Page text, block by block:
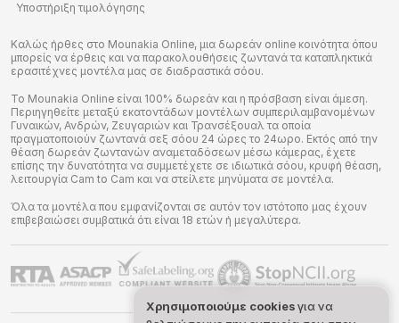
Υποστήριξη τιμολόγησης
Καλώς ήρθες στο Mounakia Online, μια δωρεάν online κοινότητα όπου
μπορείς να έρθεις και να παρακολουθήσεις ζωντανά τα καταπληκτικά
ερασιτέχνες μοντέλα μας σε διαδραστικά σόου.
Το Mounakia Online είναι 100% δωρεάν και η πρόσβαση είναι άμεση.
Περιηγηθείτε μεταξύ εκατοντάδων μοντέλων συμπεριλαμβανομένων
Γυναικών, Ανδρών, Ζευγαριών και Τρανσέξουαλ τα οποία
πραγματοποιούν ζωντανά σεξ σόου 24 ώρες το 24ωρο. Εκτός από την
θέαση δωρεάν ζωντανών αναμεταδόσεων μέσω κάμερας, έχετε
επίσης την δυνατότητα να συμμετέχετε σε ιδιωτικά σόου, κρυφή θέαση,
λειτουργία Cam to Cam και να στείλετε μηνύματα σε μοντέλα.
Όλα τα μοντέλα που εμφανίζονται σε αυτόν τον ιστότοπο μας έχουν
επιβεβαιώσει συμβατικά ότι είναι 18 ετών ή μεγαλύτερα.
Χρησιμοποιούμε cookiesγια να